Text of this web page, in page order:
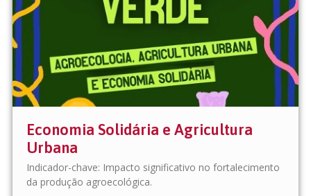
Economia Solidária e Agricultura
Urbana
Indicador-chave: Impacto significativo no fortalecimento
da produção agroecológica.